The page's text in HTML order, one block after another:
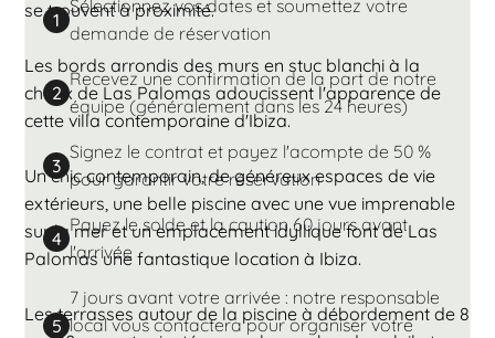
se trouvent à proximité.
Les bords arrondis des murs en stuc blanchi à la
chaux de Las Palomas adoucissent l'apparence de
cette villa contemporaine d'Ibiza.
Un chic contemporain, de généreux espaces de vie
extérieurs, une belle piscine avec une vue imprenable
sur la mer et un emplacement idyllique font de Las
Palomas une fantastique location à Ibiza.
Les terrasses autour de la piscine à débordement de 8
1
Sélectionnez vos dates et soumettez votre
demande de réservation
2
Recevez une confirmation de la part de notre
équipe (généralement dans les 24 heures)
3
Signez le contrat et payez l'acompte de 50 %
pour garantir votre réservation
4
Payez le solde et la caution 60 jours avant
l'arrivée
5
7 jours avant votre arrivée : notre responsable
local vous contactera pour organiser votre